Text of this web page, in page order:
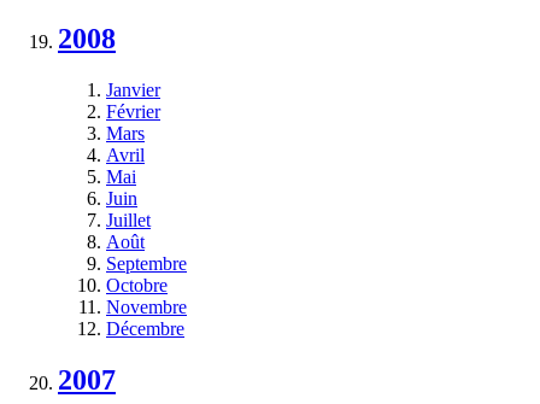
2008
Janvier
Février
Mars
Avril
Mai
Juin
Juillet
Août
Septembre
Octobre
Novembre
Décembre
2007